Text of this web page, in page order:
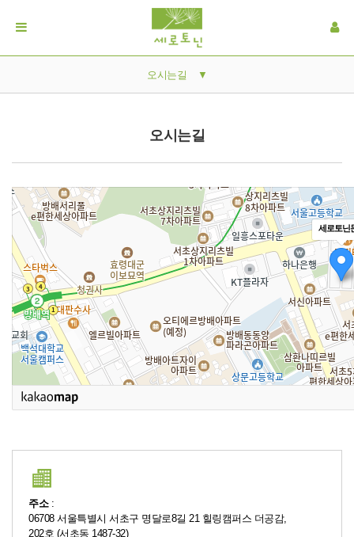
오시는길 ▼
세로토닌문화는?
오시는길
오시는길
세로토닌
주소:
06708 서울특별시 서초구 명달로8길 21 힐링캠퍼스 더공감,
202호 (서초동 1487-32)